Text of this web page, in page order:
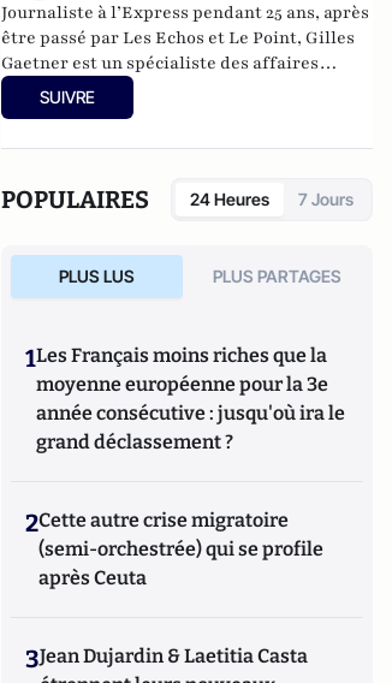
Journaliste à l’Express pendant 25 ans, après
être passé par Les Echos et Le Point, Gilles
Gaetner est un spécialiste des affaires
politico-financières. Il a consacré un
ouvrage remarqué au président de la
d’une quinzaine de livres parmi lesquels
L’Argent facile, dictionnaire de la corruption
les secrets de Roland Dumas (Jean-Claude
Lattès), La République des imposteurs
SUIVRE
POPULAIRES 24 Heures 7 Jours
PLUS LUS PLUS PARTAGES
1Les Français moins riches que la
moyenne européenne pour la 3e
année consécutive : jusqu'où ira le
grand déclassement ?
2Cette autre crise migratoire
(semi-orchestrée) qui se profile
après Ceuta
3Jean Dujardin & Laetitia Casta